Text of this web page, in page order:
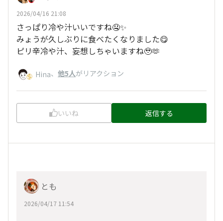
2026/04/16 21:08
さっぱり冷や汁いいですね🤤✨
みょうが久しぶりに食べたくなりました😋
ピリ辛冷や汁、妄想しちゃいますね🥹🫶
Hina、 他5人がリアクション
いいね 返信する
とも
2026/04/17 11:54